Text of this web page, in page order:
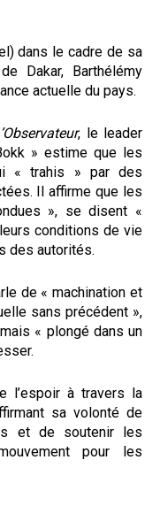
dans le cadre de sa
Dakar, Barthélémy
actuelle du pays.
, le leader
» estime que les
« trahis » par des
Il affirme que les
», se disent «
conditions de vie
des autorités.
de « machination et
sans précédent »,
« plongé dans un
l’espoir à travers la
sa volonté de
et de soutenir les
pour les